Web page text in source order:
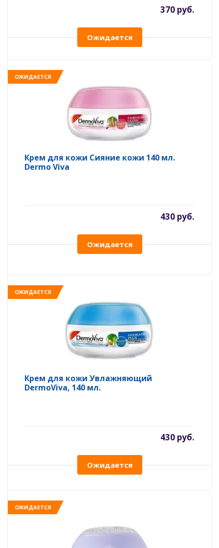
370 руб.
Ожидается
ОЖИДАЕТСЯ
Крем для кожи Сияние кожи 140 мл.
Dermo Viva
430 руб.
Ожидается
ОЖИДАЕТСЯ
Крем для кожи Увлажняющий
DermoViva, 140 мл.
430 руб.
Ожидается
ОЖИДАЕТСЯ